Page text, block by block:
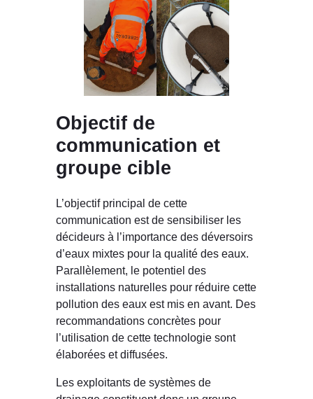
Objectif de
communication et
groupe cible
L’objectif principal de cette
communication est de sensibiliser les
décideurs à l’importance des déversoirs
d’eaux mixtes pour la qualité des eaux.
Parallèlement, le potentiel des
installations naturelles pour réduire cette
pollution des eaux est mis en avant. Des
recommandations concrètes pour
l’utilisation de cette technologie sont
élaborées et diffusées.
Les exploitants de systèmes de